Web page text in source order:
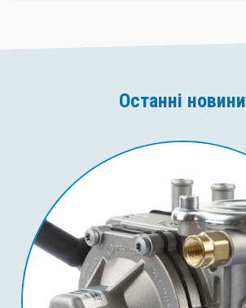
Останні новини